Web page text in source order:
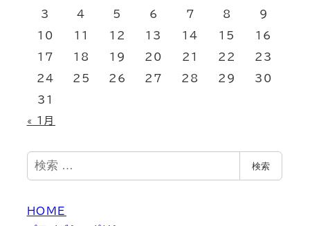
3 4 5 6 7 8 9
10 11 12 13 14 15 16
17 18 19 20 21 22 23
24 25 26 27 28 29 30
31
« 1月
検
索
検索
HOME